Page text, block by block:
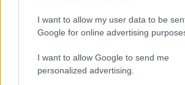
I want to allow my user data to be
Google for online advertising
I want to allow Google to send me
personalized advertising.
vezetője Dargay Marcell, a
Eszter munkája, a rendező Máté
A produkcióta csütörtök esti
követően péntektől naponta